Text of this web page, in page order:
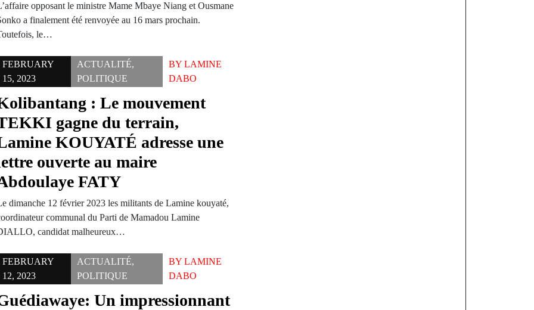
opposant le ministre Mame Mbaye Niang et Ousmane
a finalement été renvoyée au 16 mars prochain.
le…
FEBRUARY
15, 2023
ACTUALITÉ,
POLITIQUE
BY LAMINE
DABO
: Le mouvement
gagne du terrain,
KOUYATÉ adresse une
ouverte au maire
FATY
dimanche 12 février 2023 les militants de Lamine kouyaté,
communal du Parti de Mamadou Lamine
candidat malheureux…
FEBRUARY
12, 2023
ACTUALITÉ,
POLITIQUE
BY LAMINE
DABO
Un impressionnant